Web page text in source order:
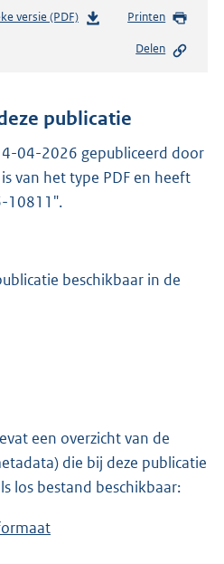
versie (PDF)b
n
s
r
e
n
Printen
Delen
publicatie
04-2026 gepubliceerd door
van het type PDF en heeft
10811".
beschikbaar in de
een overzicht van de
die bij deze publicatie
los bestand beschikbaar: